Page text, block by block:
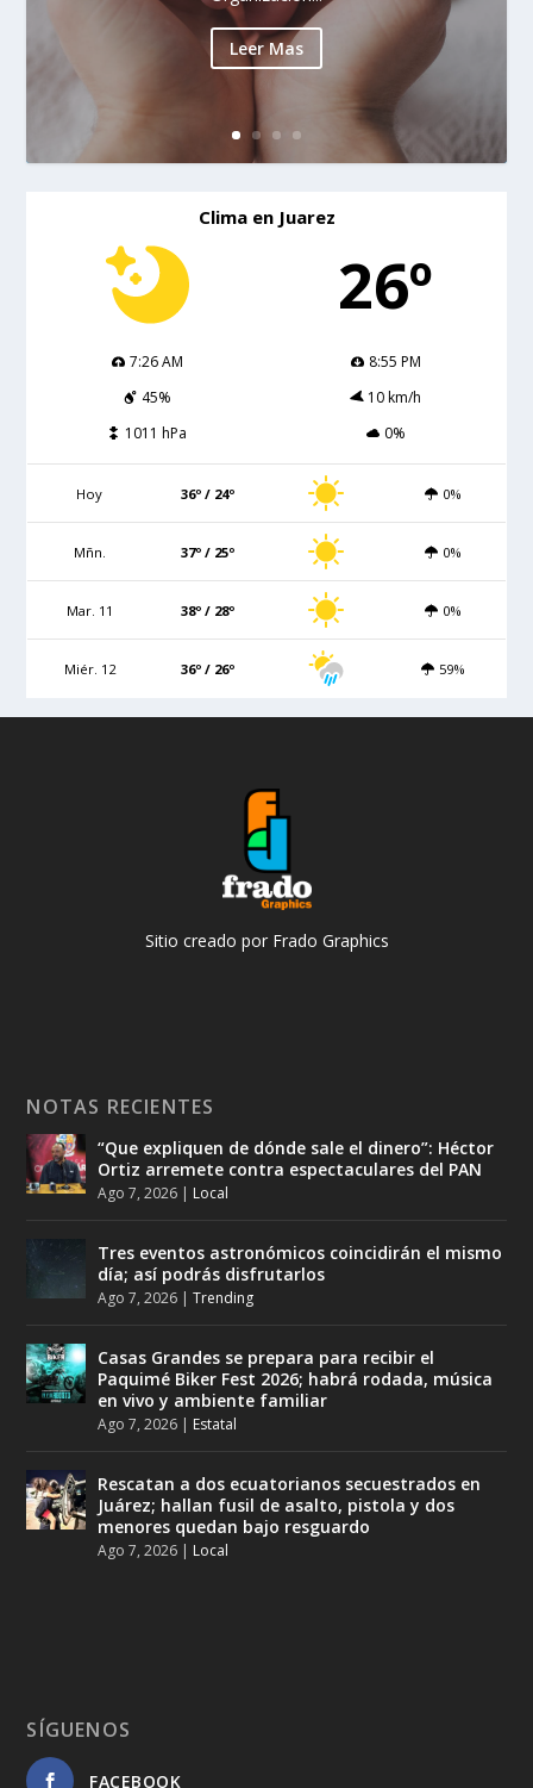
Leer Mas
Clima en Juarez
26º
7:26 AM
8:55 PM
45%
10 km/h
1011 hPa
0%
Hoy 36º / 24º 0%
Mñn. 37º / 25º 0%
Mar. 11 38º / 28º 0%
Miér. 12 36º / 26º 59%
Sitio creado por Frado Graphics
NOTAS RECIENTES
“Que expliquen de dónde sale el dinero”: Héctor
Ortiz arremete contra espectaculares del PAN
Ago 7, 2026 | Local
Tres eventos astronómicos coincidirán el mismo
día; así podrás disfrutarlos
Ago 7, 2026 |Trending
Casas Grandes se prepara para recibir el
Paquimé Biker Fest 2026; habrá rodada, música
en vivo y ambiente familiar
Ago 7, 2026 | Estatal
Rescatan a dos ecuatorianos secuestrados en
Juárez; hallan fusil de asalto, pistola y dos
menores quedan bajo resguardo
Ago 7, 2026 | Local
SÍGUENOS
FACEBOOK